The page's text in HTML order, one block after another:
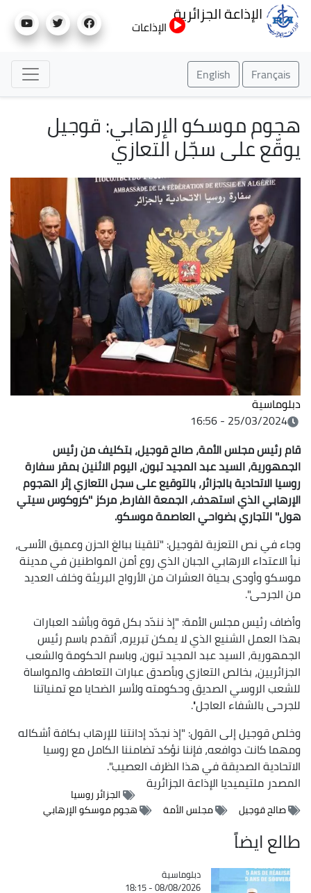
إلى
الإذاعة الجزائرية
الإذاعات
Français
English
هجوم موسكو الإرهابي: قوجيل
يوقّع على سجّل التعازي
دبلوماسية
25/03/2024 - 16:56
قام رئيس مجلس الأمة، صالح قوجيل، بتكليف من رئيس
الجمهورية، السيد عبد المجيد تبون، اليوم الاثنين بمقر سفارة
روسيا الاتحادية بالجزائر، بالتوقيع على سجل التعازي إثر الهجوم
الإرهابي الذي استهدف، الجمعة الفارط، مركز ''كروكوس سيتي
هول'' التجاري بضواحي العاصمة موسكو.
وجاء في نص التعزية لقوجيل: "تلقينا ببالغ الحزن وعميق الأسى،
نبأ الاعتداء الارهابي الجبان الذي روع أمن المواطنين في مدينة
موسكو وأودى بحياة العشرات من الأرواح البريئة وخلف العديد
من الجرحى".
وأضاف رئيس مجلس الأمة: "إذ نندّد بكل قوة وبأشد العبارات
بهذا العمل الشنيع الذي لا يمكن تبريره، أتقدم باسم رئيس
الجمهورية، السيد عبد المجيد تبون، وباسم الحكومة والشعب
الجزائريين، بخالص التعازي وبأصدق عبارات التعاطف والمواساة
للشعب الروسي الصديق وحكومته ولأسر الضحايا مع تمنياتنا
للجرحى بالشفاء العاجل''.
وخلص قوجيل إلى القول: "إذ نجدّد إدانتنا للإرهاب بكافة أشكاله
ومهما كانت دوافعه، فإننا نؤكد تضامننا الكامل مع روسيا
الاتحادية الصديقة في هذا الظرف العصيب".
المصدرملتيميديا الإذاعة الجزائرية
الجزائر روسيا
صالح قوجيل
مجلس الأمة هجوم موسكو الإرهابي
طالع ايضاً
Catégorie
دبلوماسية
08/08/2026 - 18:15